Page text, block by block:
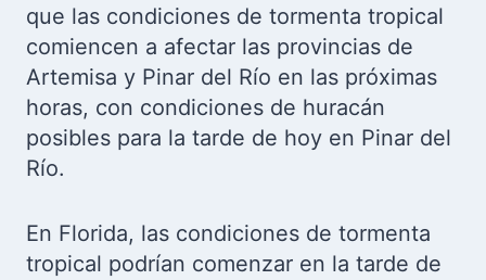
que las condiciones de tormenta tropical
comiencen a afectar las provincias de
Artemisa y Pinar del Río en las próximas
horas, con condiciones de huracán
posibles para la tarde de hoy en Pinar del
Río.
En Florida, las condiciones de tormenta
tropical podrían comenzar en la tarde de